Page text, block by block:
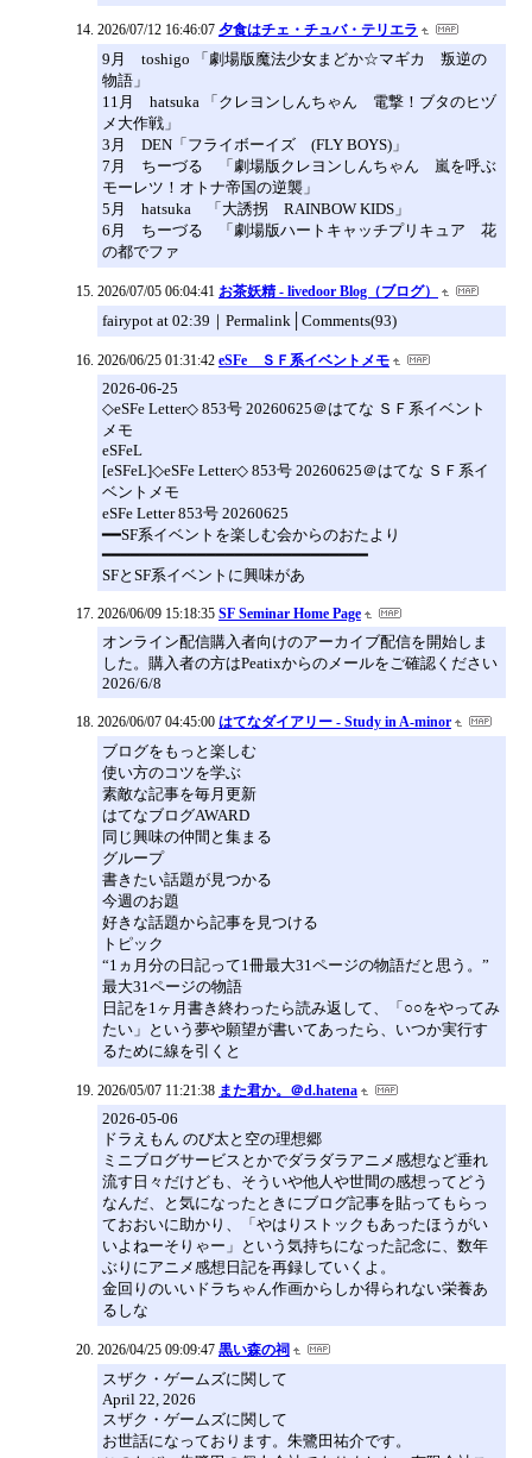
2026/07/12 16:46:07 夕食はチェ・チュバ・テリエラ
9月 toshigo 「劇場版魔法少女まどか☆マギカ 叛逆の
物語」
11月 hatsuka 「クレヨンしんちゃん 電撃！ブタのヒヅ
メ大作戦」
3月 DEN「フライボーイズ (FLY BOYS)」
7月 ちーづる 「劇場版クレヨンしんちゃん 嵐を呼ぶ
モーレツ！オトナ帝国の逆襲」
5月 hatsuka 「大誘拐 RAINBOW KIDS」
6月 ちーづる 「劇場版ハートキャッチプリキュア 花
の都でファ
2026/07/05 06:04:41 お茶妖精 - livedoor Blog（ブログ）
fairypot at 02:39｜Permalink│Comments(93)
2026/06/25 01:31:42 eSFe ＳＦ系イベントメモ
2026-06-25
◇eSFe Letter◇ 853号 20260625＠はてな ＳＦ系イベント
メモ
eSFeL
[eSFeL]◇eSFe Letter◇ 853号 20260625＠はてな ＳＦ系イ
ベントメモ
eSFe Letter 853号 20260625
━━SF系イベントを楽しむ会からのおたより
━━━━━━━━━━━━━━━━━━━━━━━━━━━━
SFとSF系イベントに興味があ
2026/06/09 15:18:35 SF Seminar Home Page
オンライン配信購入者向けのアーカイブ配信を開始しま
した。購入者の方はPeatixからのメールをご確認ください
2026/6/8
2026/06/07 04:45:00 はてなダイアリー - Study in A-minor
ブログをもっと楽しむ
使い方のコツを学ぶ
素敵な記事を毎月更新
はてなブログAWARD
同じ興味の仲間と集まる
グループ
書きたい話題が見つかる
今週のお題
好きな話題から記事を見つける
トピック
“1ヵ月分の日記って1冊最大31ページの物語だと思う。”
最大31ページの物語
日記を1ヶ月書き終わったら読み返して、「○○をやってみ
たい」という夢や願望が書いてあったら、いつか実行す
るために線を引くと
2026/05/07 11:21:38 また君か。＠d.hatena
2026-05-06
ドラえもん のび太と空の理想郷
ミニブログサービスとかでダラダラアニメ感想など垂れ
流す日々だけども、そういや他人や世間の感想ってどう
なんだ、と気になったときにブログ記事を貼ってもらっ
ておおいに助かり、「やはりストックもあったほうがい
いよねーそりゃー」という気持ちになった記念に、数年
ぶりにアニメ感想日記を再録していくよ。
金回りのいいドラちゃん作画からしか得られない栄養あ
るしな
2026/04/25 09:09:47 黒い森の祠
スザク・ゲームズに関して
April 22, 2026
スザク・ゲームズに関して
お世話になっております。朱鷺田祐介です。